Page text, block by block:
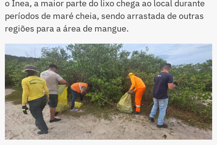
o Inea, a maior parte do lixo chega ao local durante
períodos de maré cheia, sendo arrastada de outras
regiões para a área de mangue.